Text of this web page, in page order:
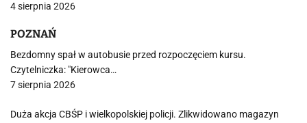
4 sierpnia 2026
POZNAŃ
Bezdomny spał w autobusie przed rozpoczęciem kursu.
Czytelniczka: "Kierowca…
7 sierpnia 2026
Duża akcja CBŚP i wielkopolskiej policji. Zlikwidowano magazyn